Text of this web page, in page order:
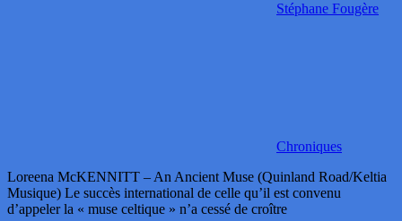
Stéphane Fougère
Chroniques
Loreena McKENNITT – An Ancient Muse (Quinland Road/Keltia
Musique) Le succès international de celle qu’il est convenu
d’appeler la « muse celtique » n’a cessé de croître